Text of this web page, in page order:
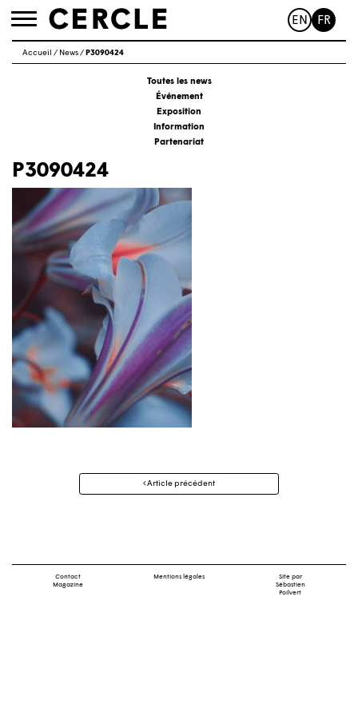
Toggle
EN FR
Accueil / News/ P3090424
Toutes les news
Événement
Exposition
Information
Partenariat
P3090424
Navigation
Article précédent
Contact
Magazine
Mentions légales
Site par
Sébastien
Poilvert